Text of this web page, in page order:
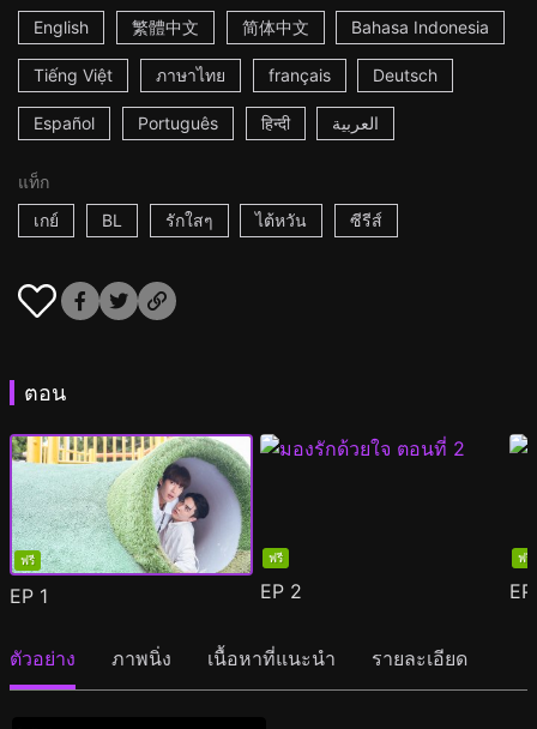
English
繁體中文 简体中文 Bahasa Indonesia
Tiếng Việt ภาษาไทย français Deutsch
Español Português हिन्दी العربية
แท็ก
เกย์
BL รักใสๆ ไต้หวัน ซีรีส์
ตอน
ฟรี
EP 1
ฟรี
EP 2
ฟรี
ตัวอย่าง ภาพนิ่ง เนื้อหาที่แนะนำ รายละเอียด